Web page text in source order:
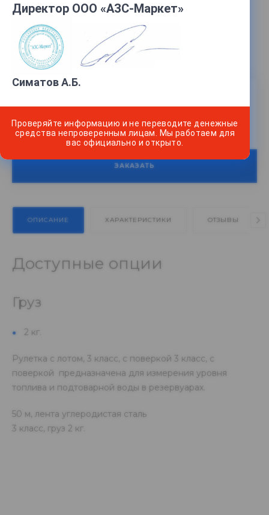
Тип — С лотом
Длина — 50 метров
Точность
— 3 класс точности
13 800 руб.
В наличии 2 Нашли дешевле?
ЗАКАЗАТЬ
ОПИСАНИЕ ХАРАКТЕРИСТИКИ ОТЗЫВЫ
Доступные опции
Груз
2 кг.
Рулетка с лотом, 3 класс, с поверкой 3 класс, с
поверкой предназначена для измерения уровня
топлива и подтоварной воды в резервуарах.
50 м, лента углеродистая сталь
3 класс, груз 2 кг.
Директор ООО «АЗС-Маркет»
Симатов А.Б.
Проверяйте информацию и не переводите денежные
средства непроверенным лицам. Мы работаем для
вас официально и открыто.